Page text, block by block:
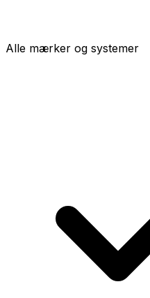
Alle mærker og systemer